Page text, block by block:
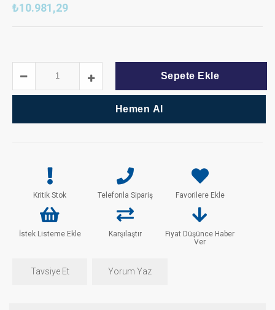
₺10.981,29
Kritik Stok Telefonla Sipariş Favorilere Ekle
İstek Listeme Ekle Karşılaştır
Fiyat Düşünce Haber
Ver
Tavsiye Et Yorum Yaz